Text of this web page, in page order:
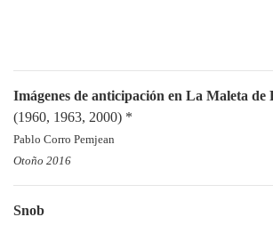
Imágenes de anticipación en La Maleta de
(1960, 1963, 2000) *
Pablo Corro Pemjean
Otoño 2016
Snob